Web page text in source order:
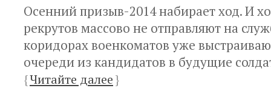
Осенний призыв-2014 набирает ход. И
рекрутов массово не отправляют на
коридорах военкоматов уже
очереди из кандидатов в будущие
{Читайте далее}